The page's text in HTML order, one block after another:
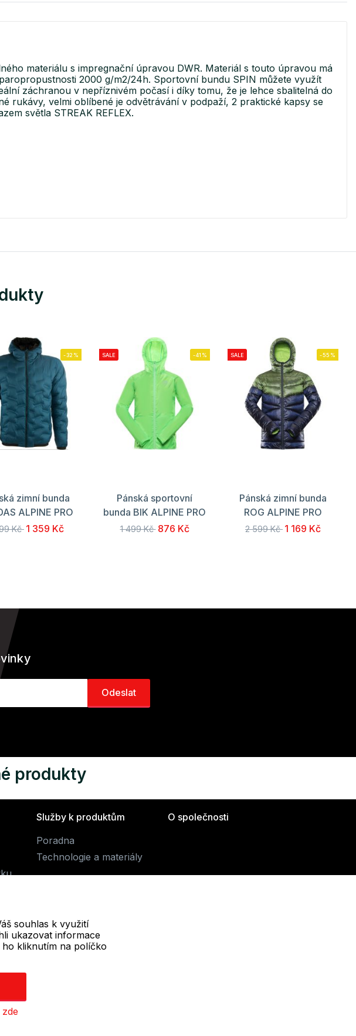
materiálu s impregnační úpravou DWR. Materiál s touto úpravou má
2000 g/m2/24h. Sportovní bundu SPIN můžete využít
záchranou v nepříznivém počasí i díky tomu, že je lehce sbalitelná do
rukávy, velmi oblíbené je odvětrávání v podpaží, 2 praktické kapsy se
světla STREAK REFLEX.
-32%
zimní bunda
ALPINE PRO
Kč 1 359 Kč
SALE -41%
Pánská sportovní
bunda BIK ALPINE PRO
1 499 Kč 876 Kč
SALE -55%
Pánská zimní bunda
ROG ALPINE PRO
2 599 Kč 1 169 Kč
produkty
Služby k produktům
Poradna
Technologie a materiály
O společnosti
souhlas k využití
ukazovat informace
kliknutím na políčko